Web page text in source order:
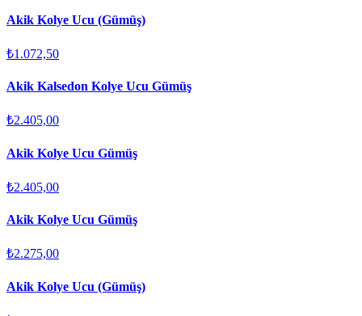
Akik Kolye Ucu (Gümüş)
₺1.072,50
Akik Kalsedon Kolye Ucu Gümüş
₺2.405,00
Akik Kolye Ucu Gümüş
₺2.405,00
Akik Kolye Ucu Gümüş
₺2.275,00
Akik Kolye Ucu (Gümüş)